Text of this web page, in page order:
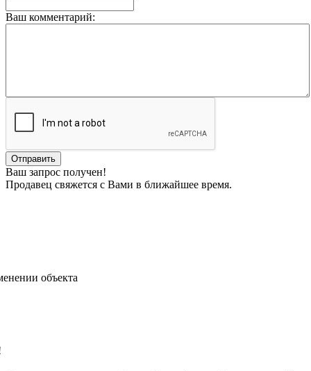
Ваш комментарий:
Ваш запрос получен!
Продавец свяжется с Вами в ближайшее время.
объекта